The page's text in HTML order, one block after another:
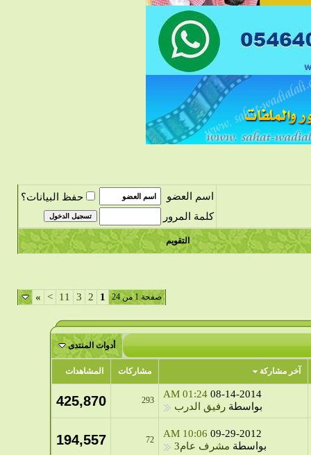
اسم العضو
حفظ البيانات؟
كلمة المرور
التقويم
صفحة 1 من 24 1
2
3
11
>
»
أدوات المنتدى
آخر مشاركة مشاركات المشاهدات
08-14-2014
01:24 AM
بواسطةرفيق الدرب
293
425,870
09-29-2012
10:06 AM
بواسطة مشرف عام3
72
194,557